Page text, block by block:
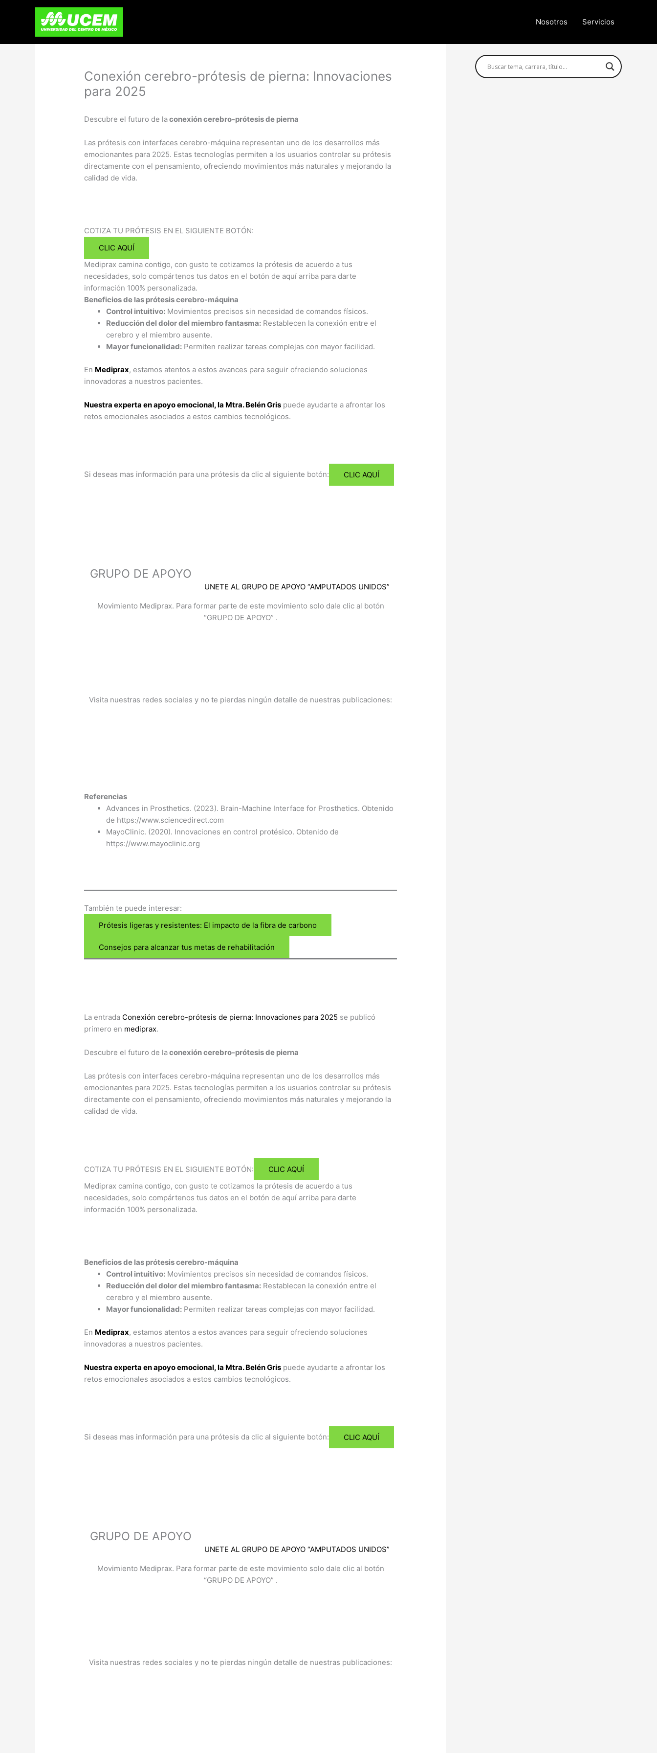
Nosotros Servicios
Conexión cerebro-prótesis de pierna: Innovaciones
para 2025
Descubre el futuro de laconexión cerebro-prótesis de pierna
Las prótesis con interfaces cerebro-máquina representan uno de los desarrollos más
emocionantes para 2025. Estas tecnologías permiten a los usuarios controlar su prótesis
directamente con el pensamiento, ofreciendo movimientos más naturales y mejorando la
calidad de vida.
COTIZA TU PRÓTESIS EN EL SIGUIENTE BOTÓN:
CLIC AQUÍ
Mediprax camina contigo, con gusto te cotizamos la prótesis de acuerdo a tus
necesidades, solo compártenos tus datos en el botón de aquí arriba para darte
información 100% personalizada.
Beneficios de las prótesis cerebro-máquina
Control intuitivo: Movimientos precisos sin necesidad de comandos físicos.
Reducción del dolor del miembro fantasma: Restablecen la conexión entre el
cerebro y el miembro ausente.
Mayor funcionalidad: Permiten realizar tareas complejas con mayor facilidad.
En Mediprax, estamos atentos a estos avances para seguir ofreciendo soluciones
innovadoras a nuestros pacientes.
Nuestra experta en apoyo emocional, la Mtra. Belén Gris puede ayudarte a afrontar los
retos emocionales asociados a estos cambios tecnológicos.
Si deseas mas información para una prótesis da clic al siguiente botón:​ CLIC AQUÍ
GRUPO DE APOYO
UNETE AL GRUPO DE APOYO “AMPUTADOS UNIDOS”​
Movimiento Mediprax. Para formar parte de este movimiento solo dale clic al botón
“GRUPO DE APOYO” .​
Visita nuestras redes sociales y no te pierdas ningún detalle de nuestras publicaciones:
Referencias
Advances in Prosthetics. (2023). Brain-Machine Interface for Prosthetics. Obtenido
de https://www.sciencedirect.com
MayoClinic. (2020). Innovaciones en control protésico. Obtenido de
https://www.mayoclinic.org
También te puede interesar:​
Prótesis ligeras y resistentes: El impacto de la fibra de carbono
Consejos para alcanzar tus metas de rehabilitación
La entrada Conexión cerebro-prótesis de pierna: Innovaciones para 2025 se publicó
primero en mediprax.
Descubre el futuro de laconexión cerebro-prótesis de pierna
Las prótesis con interfaces cerebro-máquina representan uno de los desarrollos más
emocionantes para 2025. Estas tecnologías permiten a los usuarios controlar su prótesis
directamente con el pensamiento, ofreciendo movimientos más naturales y mejorando la
calidad de vida.
COTIZA TU PRÓTESIS EN EL SIGUIENTE BOTÓN:
CLIC AQUÍ
Mediprax camina contigo, con gusto te cotizamos la prótesis de acuerdo a tus
necesidades, solo compártenos tus datos en el botón de aquí arriba para darte
información 100% personalizada.
Beneficios de las prótesis cerebro-máquina
Control intuitivo: Movimientos precisos sin necesidad de comandos físicos.
Reducción del dolor del miembro fantasma: Restablecen la conexión entre el
cerebro y el miembro ausente.
Mayor funcionalidad: Permiten realizar tareas complejas con mayor facilidad.
En Mediprax, estamos atentos a estos avances para seguir ofreciendo soluciones
innovadoras a nuestros pacientes.
Nuestra experta en apoyo emocional, la Mtra. Belén Gris puede ayudarte a afrontar los
retos emocionales asociados a estos cambios tecnológicos.
Si deseas mas información para una prótesis da clic al siguiente botón:​ CLIC AQUÍ
GRUPO DE APOYO
UNETE AL GRUPO DE APOYO “AMPUTADOS UNIDOS”​
Movimiento Mediprax. Para formar parte de este movimiento solo dale clic al botón
“GRUPO DE APOYO” .​
Visita nuestras redes sociales y no te pierdas ningún detalle de nuestras publicaciones: